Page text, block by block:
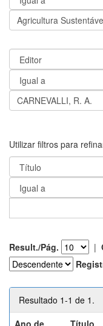
Utilizar filtros para
Result./Pág. |
Resultado 1-1 de 1.
Ano de
Título